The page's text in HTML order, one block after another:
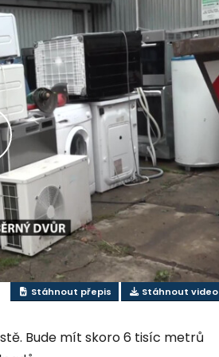
Stáhnout přepis Stáhnout video
Bude mít skoro 6 tisíc metrů